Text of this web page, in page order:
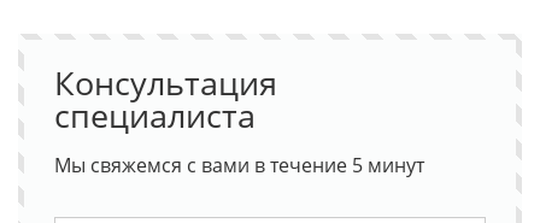
Консультация
специалиста
Мы свяжемся с вами в течение 5 минут